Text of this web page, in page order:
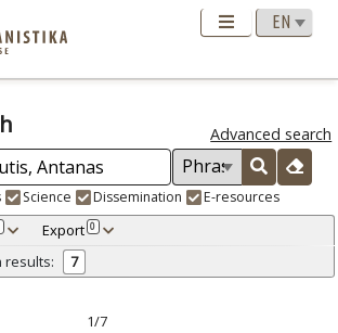
Advanced search
Science Dissemination E-resources
Export 0
0
results: 7
1/7